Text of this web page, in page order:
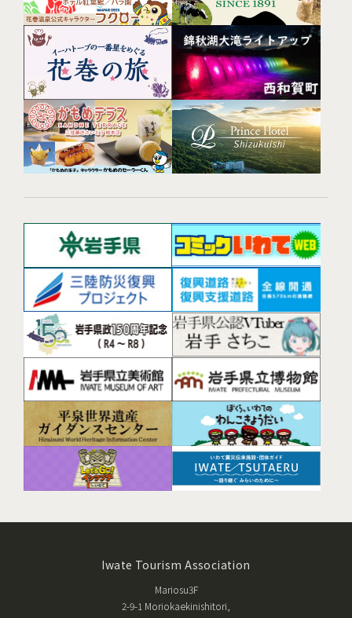
Iwate Tourism Association
Mariosu3F
2-9-1 Moriokaekinishitori,